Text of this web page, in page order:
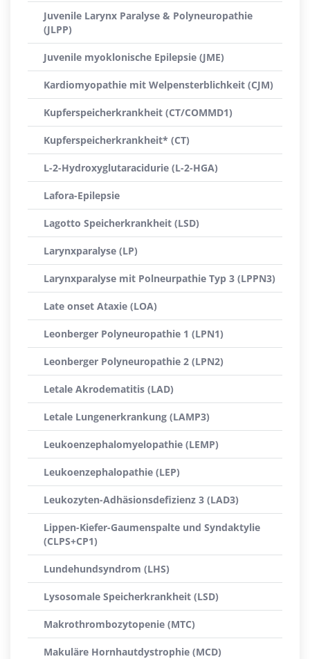
Juvenile Larynx Paralyse & Polyneuropathie
(JLPP)
Juvenile myoklonische Epilepsie (JME)
Kardiomyopathie mit Welpensterblichkeit (CJM)
Kupferspeicherkrankheit (CT/COMMD1)
Kupferspeicherkrankheit* (CT)
L-2-Hydroxyglutaracidurie (L-2-HGA)
Lafora-Epilepsie
Lagotto Speicherkrankheit (LSD)
Larynxparalyse (LP)
Larynxparalyse mit Polneurpathie Typ 3 (LPPN3)
Late onset Ataxie (LOA)
Leonberger Polyneuropathie 1 (LPN1)
Leonberger Polyneuropathie 2 (LPN2)
Letale Akrodematitis (LAD)
Letale Lungenerkrankung (LAMP3)
Leukoenzephalomyelopathie (LEMP)
Leukoenzephalopathie (LEP)
Leukozyten-Adhäsionsdefizienz 3 (LAD3)
Lippen-Kiefer-Gaumenspalte und Syndaktylie
(CLPS+CP1)
Lundehundsyndrom (LHS)
Lysosomale Speicherkrankheit (LSD)
Makrothrombozytopenie (MTC)
Makuläre Hornhautdystrophie (MCD)